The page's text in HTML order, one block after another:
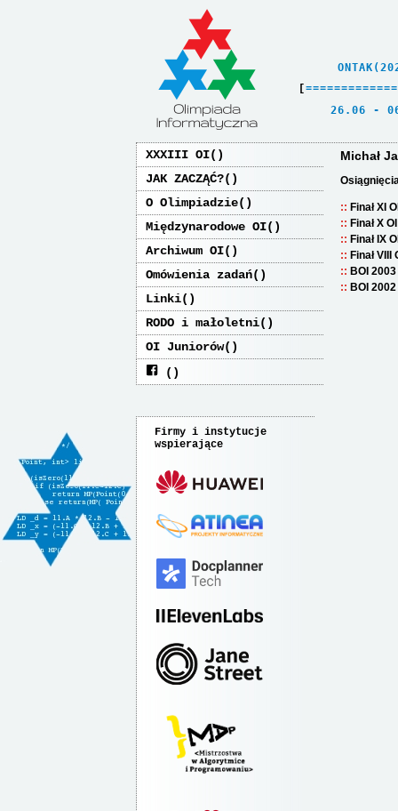
[ =============
26.06
XXXIII OI
JAK ZACZĄĆ?
O Olimpiadzie
Międzynarodowe OI
Archiwum OI
Omówienia zadań
Linki
RODO i małoletni
OI Juniorów
Firmy i instytucje
wspierające
Michał
Finał XI
Finał X
Finał IX
Finał
BOI 2003
BOI 2002